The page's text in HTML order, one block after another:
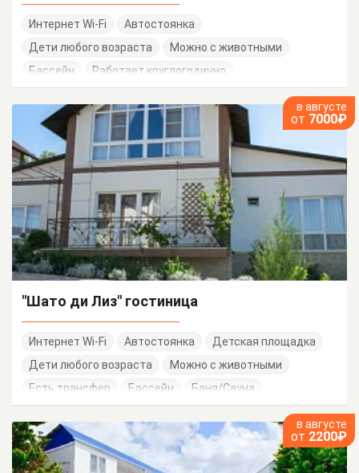
Интернет Wi-Fi
Автостоянка
Дети любого возраста
Можно с животными
Бассейн
Работает круглогодично
в августе
от 7000₽
"Шато ди Лиз" гостиница
Интернет Wi-Fi Автостоянка
Детская площадка
Дети любого возраста
Можно с животными
Есть трансфер
Бассейн Баня/Сауна
в августе
от 2200₽